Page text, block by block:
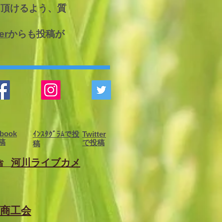
けるよう、質
からも投稿が
ｲﾝｽﾀｸﾞﾗﾑで投
稿
Twitter
で投稿
河川ライブカメ
工会